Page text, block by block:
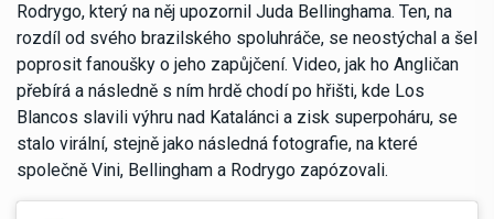
Rodrygo, který na něj upozornil Juda Bellinghama. Ten, na
rozdíl od svého brazilského spoluhráče, se neostýchal a šel
poprosit fanoušky o jeho zapůjčení. Video, jak ho Angličan
přebírá a následně s ním hrdě chodí po hřišti, kde Los
Blancos slavili výhru nad Katalánci a zisk superpoháru, se
stalo virální, stejně jako následná fotografie, na které
společně Vini, Bellingham a Rodrygo zapózovali.